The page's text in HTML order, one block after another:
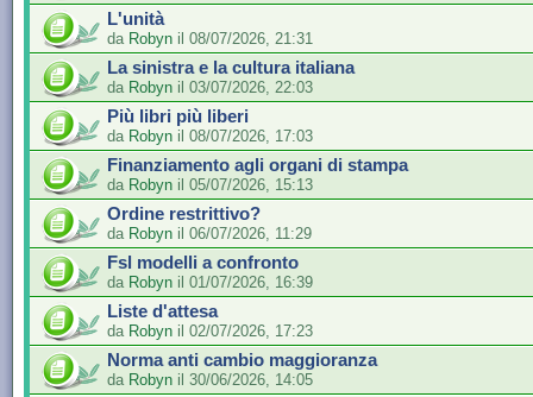
L'unità
da Robyn il 08/07/2026, 21:31
La sinistra e la cultura italiana
da Robyn il 03/07/2026, 22:03
Più libri più liberi
da Robyn il 08/07/2026, 17:03
Finanziamento agli organi di stampa
da Robyn il 05/07/2026, 15:13
Ordine restrittivo?
da Robyn il 06/07/2026, 11:29
Fsl modelli a confronto
da Robyn il 01/07/2026, 16:39
Liste d'attesa
da Robyn il 02/07/2026, 17:23
Norma anti cambio maggioranza
da Robyn il 30/06/2026, 14:05